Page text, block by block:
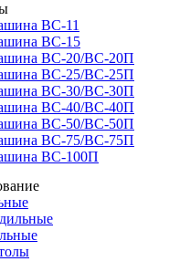
ВС-11
ВС-15
ВС-20/ВС-20П
ВС-25/ВС-25П
ВС-30/ВС-30П
ВС-40/ВС-40П
ВС-50/ВС-50П
ВС-75/ВС-75П
ВС-100П